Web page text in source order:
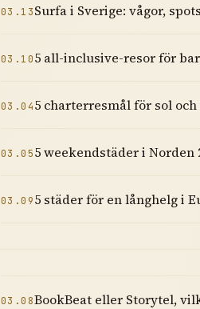
03.13Surfa i Sverige: vågor,
03.105 all-inclusive-resor för
03.045 charterresmål för sol och
03.055 weekendstäder i Norden
03.095 städer för en långhelg i
03.08BookBeat eller Storytel,